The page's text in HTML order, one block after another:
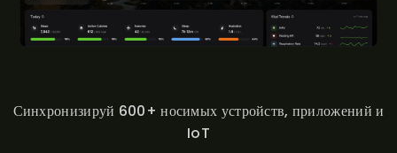
Синхронизируй 600+ носимых устройств, приложений и
IoT